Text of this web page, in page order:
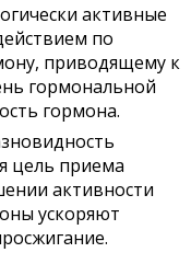
активные
по
приводящему к
гормональной
гормона.
цель приема
активности
ускоряют